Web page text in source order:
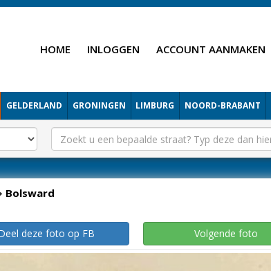
HOME INLOGGEN ACCOUNT AANMAKEN
GELDERLAND GRONINGEN LIMBURG NOORD-BRABANT
Bolsward
deze foto op FB Volgende foto